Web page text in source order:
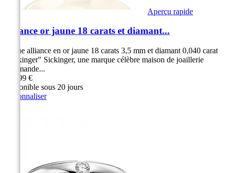
Aperçu rapide
Alliance or jaune 18 carats et diamant...
Bague alliance en or jaune 18 carats 3,5 mm et diamant 0,040 carat
"Sickinger" Sickinger, une marque célèbre maison de joaillerie
Allemande...
929,99 €
Disponible sous 20 jours
Personnaliser